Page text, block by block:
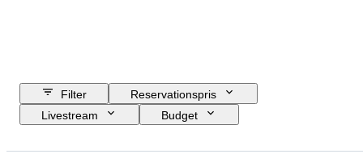
Filter
Reservationspris
Livestream
Budget